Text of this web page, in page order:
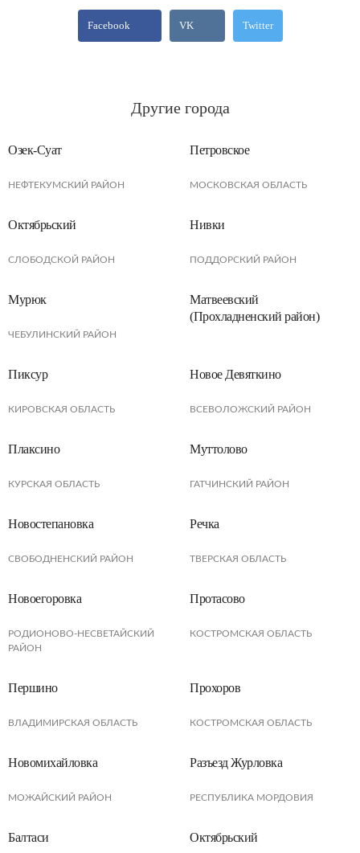
Facebook VK Twitter
Другие города
Озек-Суат
НЕФТЕКУМСКИЙ РАЙОН
Петровское
МОСКОВСКАЯ ОБЛАСТЬ
Октябрьский
СЛОБОДСКОЙ РАЙОН
Нивки
ПОДДОРСКИЙ РАЙОН
Мурюк
ЧЕБУЛИНCКИЙ РАЙОН
Матвеевский
(Прохладненский район)
Пиксур
КИРОВСКАЯ ОБЛАСТЬ
Новое Девяткино
ВСЕВОЛОЖСКИЙ РАЙОН
Плаксино
КУРСКАЯ ОБЛАСТЬ
Муттолово
ГАТЧИНСКИЙ РАЙОН
Новостепановка
СВОБОДНЕНСКИЙ РАЙОН
Речка
ТВЕРСКАЯ ОБЛАСТЬ
Новоегоровка
РОДИОНОВО-НЕСВЕТАЙСКИЙ
РАЙОН
Протасово
КОСТРОМСКАЯ ОБЛАСТЬ
Першино
ВЛАДИМИРСКАЯ ОБЛАСТЬ
Прохоров
КОСТРОМСКАЯ ОБЛАСТЬ
Новомихайловка
МОЖАЙСКИЙ РАЙОН
Разъезд Журловка
РЕСПУБЛИКА МОРДОВИЯ
Балтаси Октябрьский